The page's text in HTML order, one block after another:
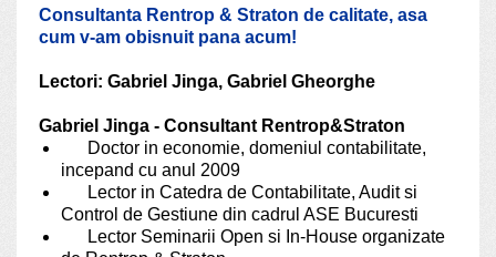
Consultanta Rentrop & Straton de calitate, asa
cum v-am obisnuit pana acum!
Lectori: Gabriel Jinga, Gabriel Gheorghe
Gabriel Jinga - Consultant Rentrop&Straton
Doctor in economie, domeniul contabilitate,
incepand cu anul 2009
Lector in Catedra de Contabilitate, Audit si
Control de Gestiune din cadrul ASE Bucuresti
Lector Seminarii Open si In-House organizate